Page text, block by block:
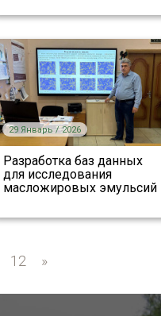
29 Январь / 2026
Разработка баз данных
для исследования
масложировых эмульсий
12 »»